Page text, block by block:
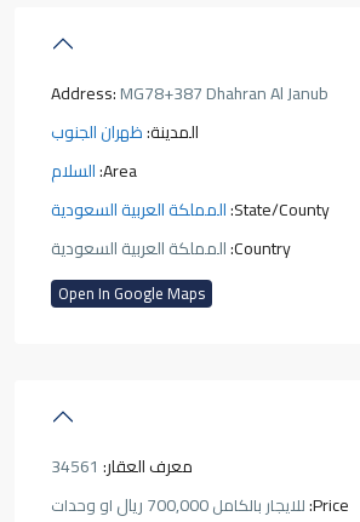
Address:MG78+387 Dhahran Al Janub
المدينة:ظهران الجنوب
Area: السلام
State/County: المملكة العربية السعودية
Country: المملكة العربية السعودية
Open In Google Maps
معرف العقار:
Price: للايجار بالكامل او وحدات